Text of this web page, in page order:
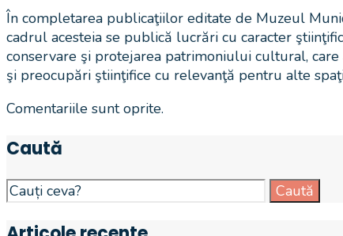
În completarea publicaţiilor editate de Muzeul
cadrul acesteia se publică lucrări cu caracter
conservare şi protejarea patrimoniului cultural,
şi preocupări ştiinţifice cu relevanţă pentru alte
Comentariile sunt oprite.
Caută
Search
for:
Caută